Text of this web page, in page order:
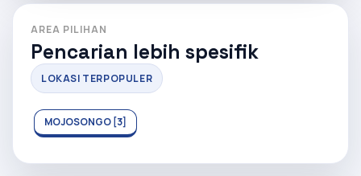
AREA PILIHAN
Pencarian lebih spesifik
LOKASI TERPOPULER
MOJOSONGO [3]